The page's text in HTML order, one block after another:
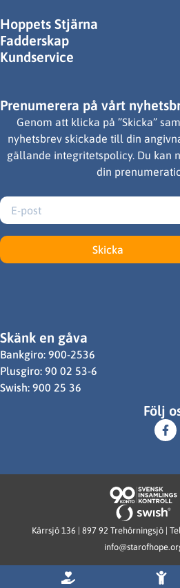
Hoppets Stjärna
Fadderskap
Kundservice
Prenumerera på vårt
Genom att klicka på ”Skicka”
nyhetsbrev skickade till din
gällande integritetspolicy. Du kan
din
Skicka
Skänk en gåva
Bankgiro: 900-2536
Plusgiro: 90 02 53-6
Swish: 900 25 36
Följ
Kärrsjö 136 | 897 92 Trehörningsjö |